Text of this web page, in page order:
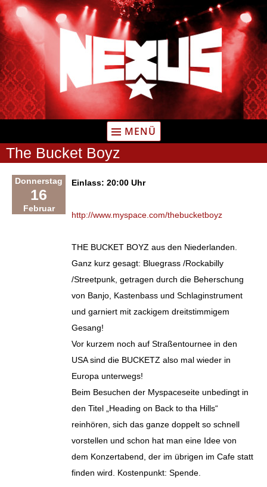
Zum
Inhalt
springen
MENÜ
The Bucket Boyz
Donnerstag
16
Februar
Einlass: 20:00 Uhr
http://www.myspace.com/thebucketboyz
THE BUCKET BOYZ aus den Niederlanden.
Ganz kurz gesagt: Bluegrass /Rockabilly
/Streetpunk, getragen durch die Beherschung
von Banjo, Kastenbass und Schlaginstrument
und garniert mit zackigem dreitstimmigem
Gesang!
Vor kurzem noch auf Straßentournee in den
USA sind die BUCKETZ also mal wieder in
Europa unterwegs!
Beim Besuchen der Myspaceseite unbedingt in
den Titel „Heading on Back to tha Hills“
reinhören, sich das ganze doppelt so schnell
vorstellen und schon hat man eine Idee von
dem Konzertabend, der im übrigen im Cafe statt
finden wird. Kostenpunkt: Spende.